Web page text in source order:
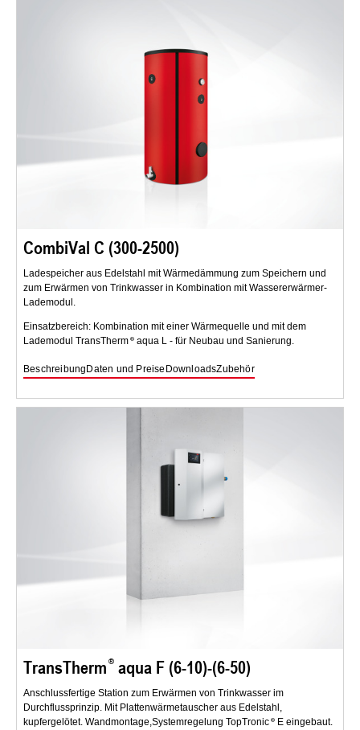
CombiVal C (300-2500)
Ladespeicher aus Edelstahl mit Wärmedämmung zum Speichern und
zum Erwärmen von Trinkwasser in Kombination mit Wassererwärmer-
Lademodul.
Einsatzbereich: Kombination mit einer Wärmequelle und mit dem
Lademodul TransTherm
aqua L - für Neubau und Sanierung.
Beschreibung Daten und Preise DownloadsZubehör
TransTherm aqua F (6-10)-(6-50)
Anschlussfertige Station zum Erwärmen von Trinkwasser im
Durchflussprinzip. Mit Plattenwärmetauscher aus Edelstahl,
kupfergelötet. Wandmontage,Systemregelung TopTronic
E eingebaut.